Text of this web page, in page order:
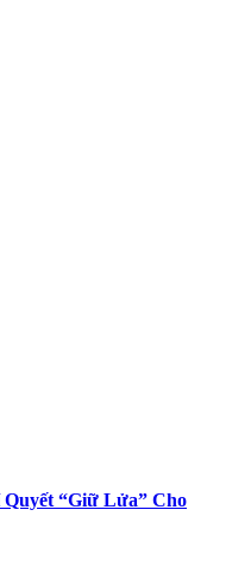
“Giữ Lửa” Cho